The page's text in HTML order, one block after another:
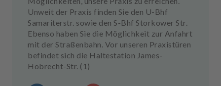
Unweit der Praxis finden Sie den U-Bhf
Samariterstr. sowie den S-Bhf Storkower Str.
Ebenso haben Sie die Möglichkeit zur Anfahrt
mit der Straßenbahn. Vor unseren Praxistüren
befindet sich die Haltestation James-
Hobrecht-Str. (1)